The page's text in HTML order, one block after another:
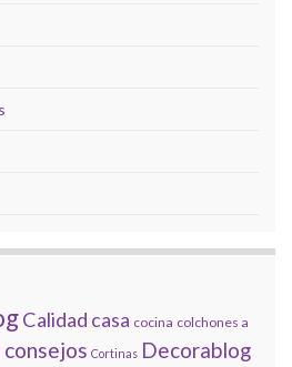
Calidad casa cocina colchones a
consejos Cortinas Decorablog